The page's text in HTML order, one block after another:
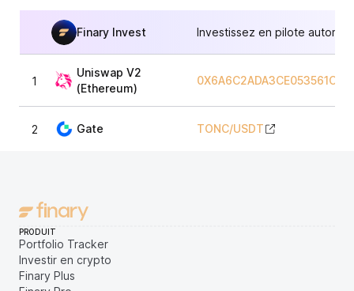
Finary Invest Investissez en pilote
1
Uniswap V2
(Ethereum)
2 Gate TONC/USDT
PRODUIT
Portfolio Tracker
Investir en crypto
Finary Plus